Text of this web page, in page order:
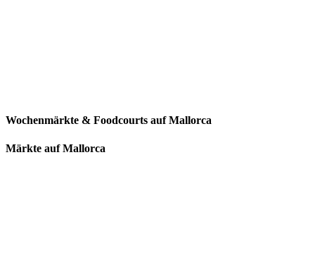
Wochenmärkte & Foodcourts auf Mallorca
Märkte auf Mallorca